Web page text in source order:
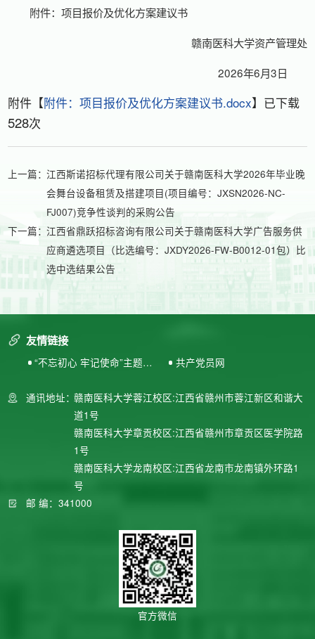
附件：项目报价及优化方案建议书
赣南医科大学资产管理处
2026年6月3日
附件【附件：项目报价及优化方案建议书.docx】已下载
528次
上一篇：江西斯诺招标代理有限公司关于赣南医科大学2026年毕业晚
会舞台设备租赁及搭建项目(项目编号：JXSN2026-NC-
FJ007)竞争性谈判的采购公告
下一篇：江西省鼎跃招标咨询有限公司关于赣南医科大学广告服务供
应商遴选项目（比选编号：JXDY2026-FW-B0012-01包）比
选中选结果公告
友情链接
“不忘初心 牢记使命”主题教
共产党员网
通讯地址：赣南医科大学蓉江校区:江西省赣州市蓉江新区和谐大
道1号
赣南医科大学章贡校区:江西省赣州市章贡区医学院路
1号
赣南医科大学龙南校区:江西省龙南市龙南镇外环路1
号
邮 编：341000
官方微信